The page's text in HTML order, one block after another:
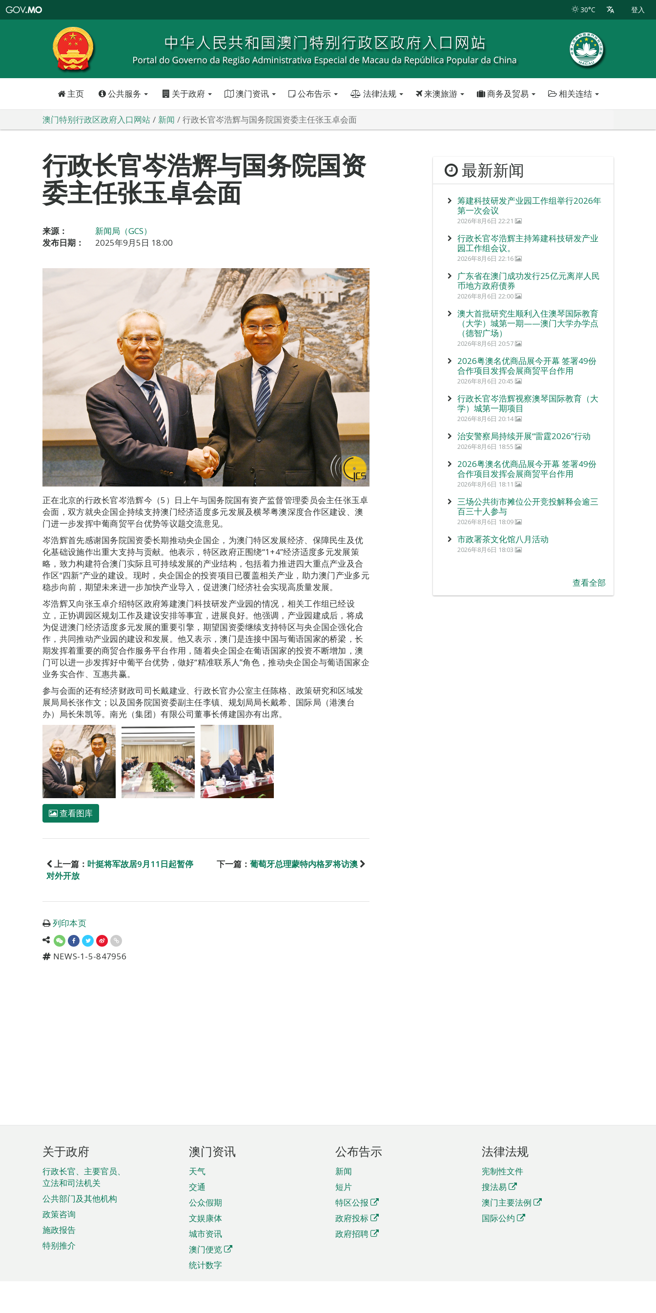
特
政
区
政
口
30°C 登入
主页 公共服务 关于政府 澳门资讯 公布告示 法律法规 来澳旅游 商务及贸易 相关连结
澳门特别行政区政府入口网站 新闻 行政长官岑浩辉与国务院国资委主任张玉卓会面
行政长官岑浩辉与国务院国资
委主任张玉卓会面
来源：
新闻局（GCS）
发布日期：
2025年9月5日 18:00
正在北京的行政长官岑浩辉今（5）日上午与国务院国有资产监督管理委员会主任张玉卓
会面，双方就央企国企持续支持澳门经济适度多元发展及横琴粤澳深度合作区建设、澳
门进一步发挥中葡商贸平台优势等议题交流意见。
岑浩辉首先感谢国务院国资委长期推动央企国企，为澳门特区发展经济、保障民生及优
化基础设施作出重大支持与贡献。他表示，特区政府正围绕“1+4”经济适度多元发展策
略，致力构建符合澳门实际且可持续发展的产业结构，包括着力推进四大重点产业及合
作区“四新”产业的建设。现时，央企国企的投资项目已覆盖相关产业，助力澳门产业多元
稳步向前，期望未来进一步加快产业导入，促进澳门经济社会实现高质量发展。
岑浩辉又向张玉卓介绍特区政府筹建澳门科技研发产业园的情况，相关工作组已经设
立，正协调园区规划工作及建设安排等事宜，进展良好。他强调，产业园建成后，将成
为促进澳门经济适度多元发展的重要引擎，期望国资委继续支持特区与央企国企强化合
作，共同推动产业园的建设和发展。他又表示，澳门是连接中国与葡语国家的桥梁，长
期发挥着重要的商贸合作服务平台作用，随着央企国企在葡语国家的投资不断增加，澳
门可以进一步发挥好中葡平台优势，做好“精准联系人”角色，推动央企国企与葡语国家企
业务实合作、互惠共赢。
参与会面的还有经济财政司司长戴建业、行政长官办公室主任陈格、政策研究和区域发
展局局长张作文；以及国务院国资委副主任李镇、规划局局长戴希、国际局（港澳台
办）局长朱凯等。南光（集团）有限公司董事长傅建国亦有出席。
查看图库
上一篇： 叶挺将军故居9月11日起暂停
对外开放
下一篇： 葡萄牙总理蒙特内格罗将访澳
列印本页
NEWS-1-5-847956
最新新闻
筹建科技研发产业园工作组举行2026年
第一次会议
2026年8月6日 22:21
行政长官岑浩辉主持筹建科技研发产业
园工作组会议。
2026年8月6日 22:16
广东省在澳门成功发行25亿元离岸人民
币地方政府债券
2026年8月6日 22:00
澳大首批研究生顺利入住澳琴国际教育
（大学）城第一期——澳门大学办学点
（德智广场）
2026年8月6日 20:57
2026粤澳名优商品展今开幕 签署49份
合作项目发挥会展商贸平台作用
2026年8月6日 20:45
行政长官岑浩辉视察澳琴国际教育（大
学）城第一期项目
2026年8月6日 20:14
治安警察局持续开展“雷霆2026”行动
2026年8月6日 18:55
2026粤澳名优商品展今开幕 签署49份
合作项目发挥会展商贸平台作用
2026年8月6日 18:11
三场公共街市摊位公开竞投解释会逾三
百三十人参与
2026年8月6日 18:09
市政署茶文化馆八月活动
2026年8月6日 18:03
查看全部
页
脚
菜
单
关于政府
行政长官、主要官员、
立法和司法机关
公共部门及其他机构
政策咨询
施政报告
特别推介
澳门资讯
天气
交通
公众假期
文娱康体
城市资讯
澳门便览
统计数字
公布告示
新闻
短片
特区公报
政府投标
政府招聘
法律法规
宪制性文件
搜法易
澳门主要法例
国际公约